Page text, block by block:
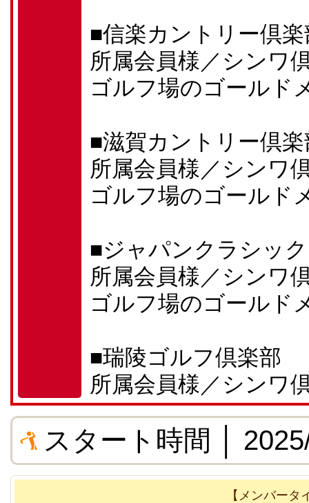
■信楽カントリー倶楽
所属会員様／シンワ
ゴルフ場のゴールド
■滋賀カントリー倶楽
所属会員様／シンワ
ゴルフ場のゴールド
■ジャパンクラシッ
所属会員様／シンワ
ゴルフ場のゴールド
■瑞陵ゴルフ倶楽部
所属会員様／シンワ
スタート時間 │
【メンバー